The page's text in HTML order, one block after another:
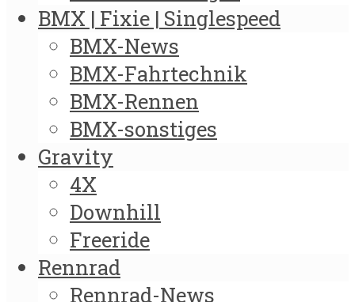
BMX | Fixie | Singlespeed
BMX-News
BMX-Fahrtechnik
BMX-Rennen
BMX-sonstiges
Gravity
4X
Downhill
Freeride
Rennrad
Rennrad-News